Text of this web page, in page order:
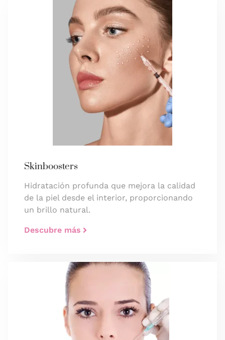
Skinboosters
Hidratación profunda que mejora la calidad
de la piel desde el interior, proporcionando
un brillo natural.
Descubre más